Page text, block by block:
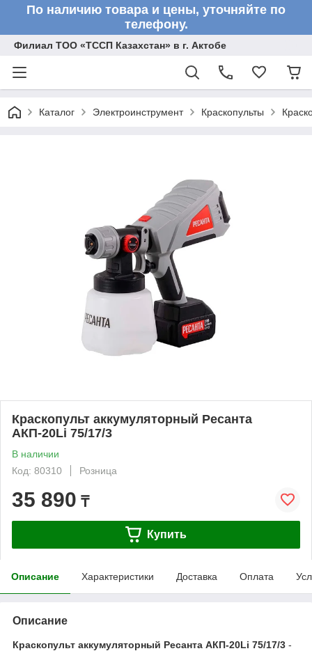
По наличию товара и цены, уточняйте по
телефону.
Филиал ТОО «ТССП Казахстан» в г. Актобе
Каталог Электроинструмент Краскопульты
Краскопульт аккумуляторный Ресанта
АКП-20Li 75/17/3
В наличии
Код: 80310
Розница
35 890 ₸
Купить
Описание Характеристики Доставка Оплата
Описание
Краскопульт аккумуляторный Ресанта АКП-20Li 75/17/3 -